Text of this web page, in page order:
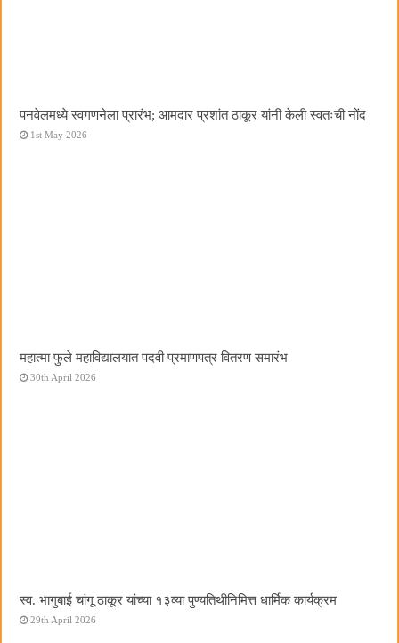
पनवेलमध्ये स्वगणनेला प्रारंभ; आमदार प्रशांत ठाकूर यांनी केली स्वतःची नोंद
1st May 2026
महात्मा फुले महाविद्यालयात पदवी प्रमाणपत्र वितरण समारंभ
30th April 2026
स्व. भागुबाई चांगू ठाकूर यांच्या १३व्या पुण्यतिथीनिमित्त धार्मिक कार्यक्रम
29th April 2026